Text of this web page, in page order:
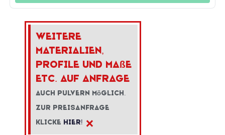
Weitere
Materialien,
Profile und Maße
etc. auf Anfrage
Auch Pulvern möglich.
Zur Preisanfrage
klicke hier! ×